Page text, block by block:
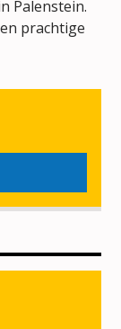
Palenstein.
prachtige